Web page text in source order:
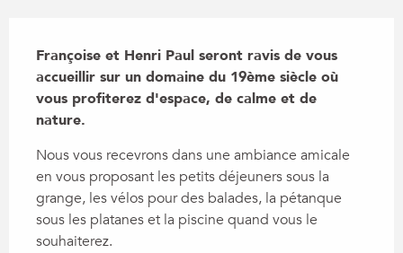
Françoise et Henri Paul seront ravis de vous
accueillir sur un domaine du 19ème siècle où
vous profiterez d'espace, de calme et de
nature.
Nous vous recevrons dans une ambiance amicale
en vous proposant les petits déjeuners sous la
grange, les vélos pour des balades, la pétanque
sous les platanes et la piscine quand vous le
souhaiterez.